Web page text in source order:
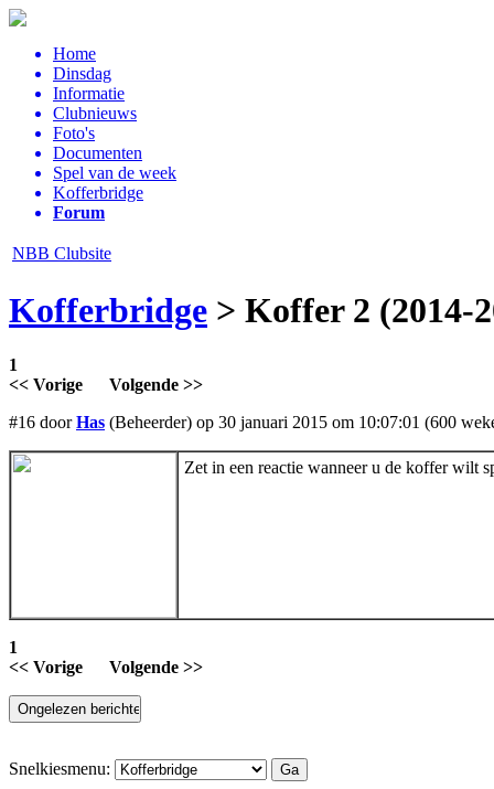
Home
Dinsdag
Informatie
Clubnieuws
Foto's
Documenten
Spel van de week
Kofferbridge
Forum
NBB Clubsite
Kofferbridge > Koffer 2 (2014-
1
<< Vorige
Volgende >>
#16 doorHas (Beheerder) op 30 januari 2015 om 10:07:01 (600
Zet in een reactie wanneer u de koffer wilt
1
<< Vorige
Volgende >>
Snelkiesmenu: